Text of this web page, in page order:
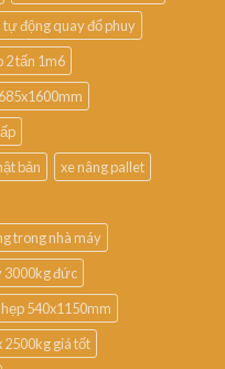
tự động quay đổ phuy
2 tấn 1m6
bản
xe nâng pallet
trong nhà máy
3000kg đức
540x1150mm
2500kg giá tốt